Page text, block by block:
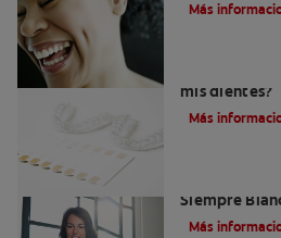
Más
mis dientes?
Más
Siempre
Más